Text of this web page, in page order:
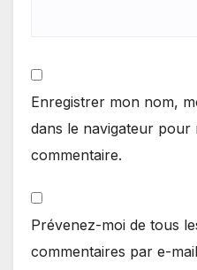
Enregistrer mon nom,
dans le navigateur
commentaire.
Prévenez-moi de tous
commentaires par e-